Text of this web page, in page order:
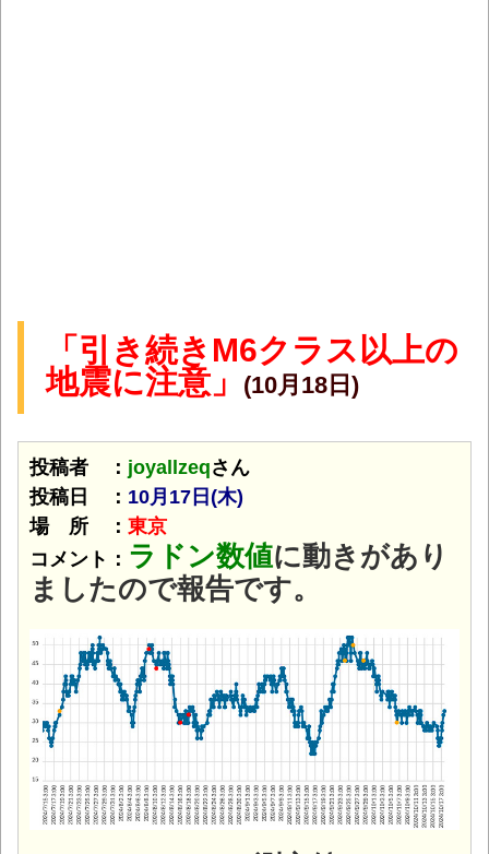
「引き続きM6クラス以上の
地震に注意」
(10月18日)
投稿者 ： joyallzeqさん
投稿日 ： 10月17日(木)
場 所 ： 東京
コメント： ラドン数値に動きがあり
ましたので報告です。